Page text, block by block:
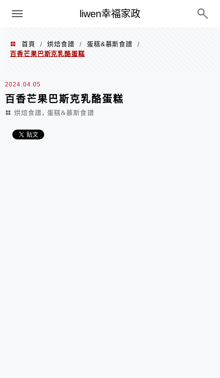
liwen幸福家政
menu
首頁 / 烘焙食譜 / 蛋糕&慕斯食譜
/
百香芒果巴斯克乳酪蛋糕
2024.04.05
百香芒果巴斯克乳酪蛋糕
烘焙食譜 , 蛋糕&慕斯食譜